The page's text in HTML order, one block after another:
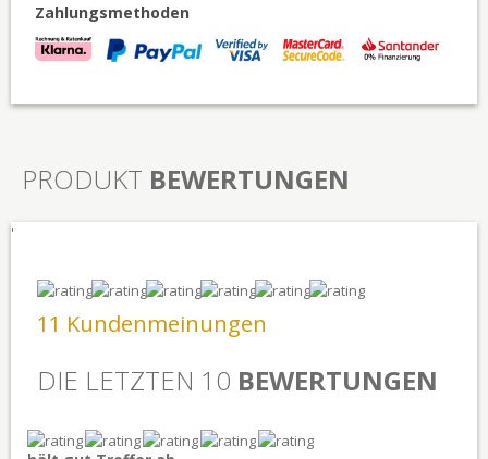
Zahlungsmethoden
PRODUKT BEWERTUNGEN
'
11 Kundenmeinungen
DIE LETZTEN 10 BEWERTUNGEN